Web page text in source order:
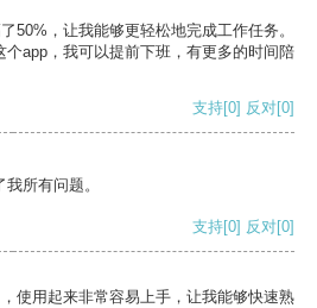
50%，让我能够更轻松地完成工作任务。
app，我可以提前下班，有更多的时间陪
支持[0] 反对[0]
所有问题。
支持[0] 反对[0]
使用起来非常容易上手，让我能够快速熟